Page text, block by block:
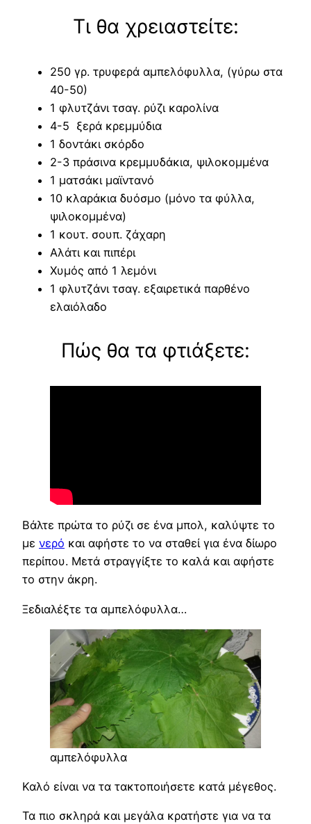
Τι θα χρειαστείτε:
250 γρ. τρυφερά αμπελόφυλλα, (γύρω στα
40-50)
1 φλυτζάνι τσαγ. ρύζι καρολίνα
4-5 ξερά κρεμμύδια
1 δοντάκι σκόρδο
2-3 πράσινα κρεμμυδάκια, ψιλοκομμένα
1 ματσάκι μαϊντανό
10 κλαράκια δυόσμο (μόνο τα φύλλα,
ψιλοκομμένα)
1 κουτ. σουπ. ζάχαρη
Αλάτι και πιπέρι
Χυμός από 1 λεμόνι
1 φλυτζάνι τσαγ. εξαιρετικά παρθένο
ελαιόλαδο
Πώς θα τα φτιάξετε:
Βάλτε πρώτα το ρύζι σε ένα μπολ, καλύψτε το
με νερό και αφήστε το να σταθεί για ένα δίωρο
περίπου. Μετά στραγγίξτε το καλά και αφήστε
το στην άκρη.
Ξεδιαλέξτε τα αμπελόφυλλα…
αμπελόφυλλα
Καλό είναι να τα τακτοποιήσετε κατά μέγεθος.
Τα πιο σκληρά και μεγάλα κρατήστε για να τα